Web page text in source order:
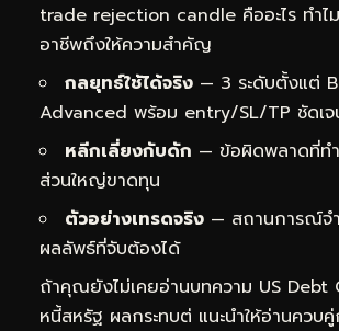
trade rejection candle คืออะไร ทำไ
อาชีพถึงให้ความสำคัญ
กลยุทธ์ใช้ได้จริง — 3 ระดับตั้งแต่
Advanced พร้อม entry/SL/TP ชัดเจ
หลีกเลี่ยงกับดัก — ข้อผิดพลาดที่ทำ
ส่วนใหญ่ขาดทุน
ตัวอย่างเทรดจริง — สถานการณ์จ
ผลลัพธ์ที่จับต้องได้
ถ้าคุณยังไม่เคยอ่านบทความ US Debt
หนี้สหรัฐ ผลกระทบต่ แนะนำให้อ่านควบ